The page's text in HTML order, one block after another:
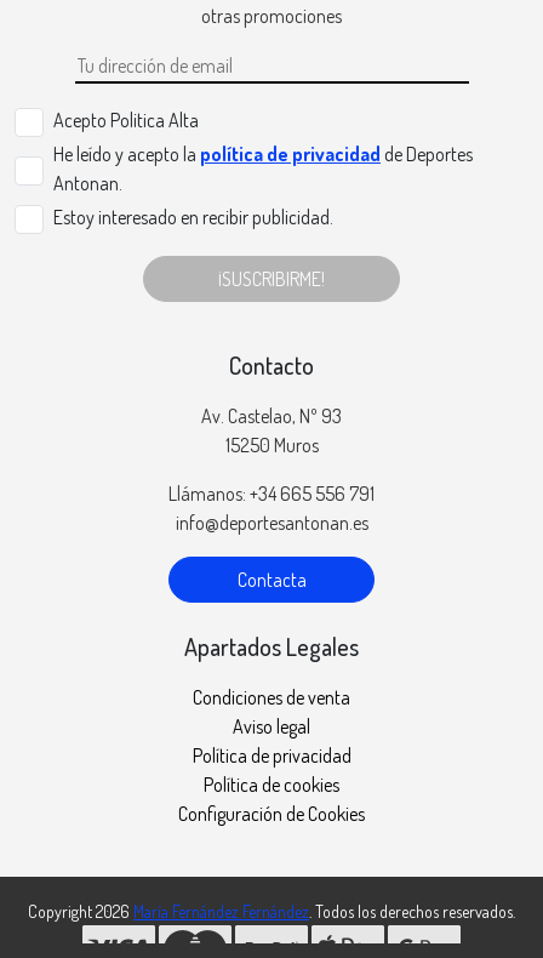
otras promociones
Acepto Politica Alta
He leído y acepto la política de privacidad de Deportes
Antonan.
Estoy interesado en recibir publicidad.
¡SUSCRIBIRME!
Contacto
Av. Castelao, Nº 93
15250 Muros
Llámanos: +34 665 556 791
info@deportesantonan.es
Contacta
Apartados Legales
Condiciones de venta
Aviso legal
Política de privacidad
Política de cookies
Configuración de Cookies
Copyright 2026 María Fernández Fernández . Todos los derechos reservados.